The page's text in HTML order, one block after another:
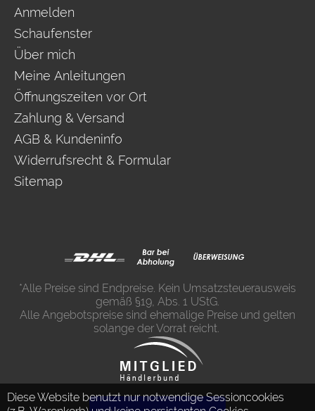
Diese Website benutzt nur notwendige Sessioncookies
Anmelden
Schaufenster
Über mich
Meine Anleitungen
Öffnungszeiten vor Ort
Zahlung & Versand
AGB & Kundeninfo
Widerrufsrecht & Formular
Sitemap
*Alle Preise sind Endpreise. Kein Umsatzsteuerausweis
gemäß §19, Abs. 1 UStG.
Alle Angebotspreise sind ehemalige Preise und gelten
solange der Vorrat reicht.